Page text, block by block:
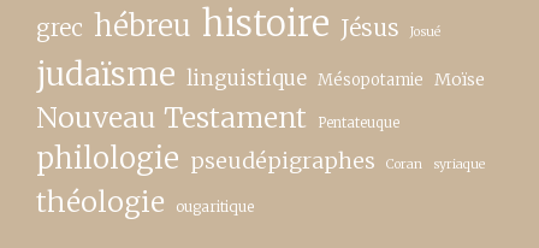
grec hébreu histoire Jésus Josué
judaïsme linguistique Mésopotamie Moïse
Nouveau Testament Pentateuque
philologie pseudépigraphes Coran syriaque
théologie ougaritique